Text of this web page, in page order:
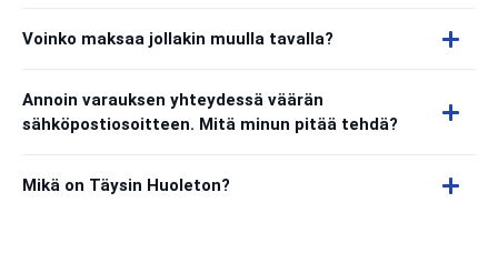
Voinko maksaa jollakin muulla tavalla?
Annoin varauksen yhteydessä väärän
sähköpostiosoitteen. Mitä minun pitää tehdä?
Mikä on Täysin Huoleton?